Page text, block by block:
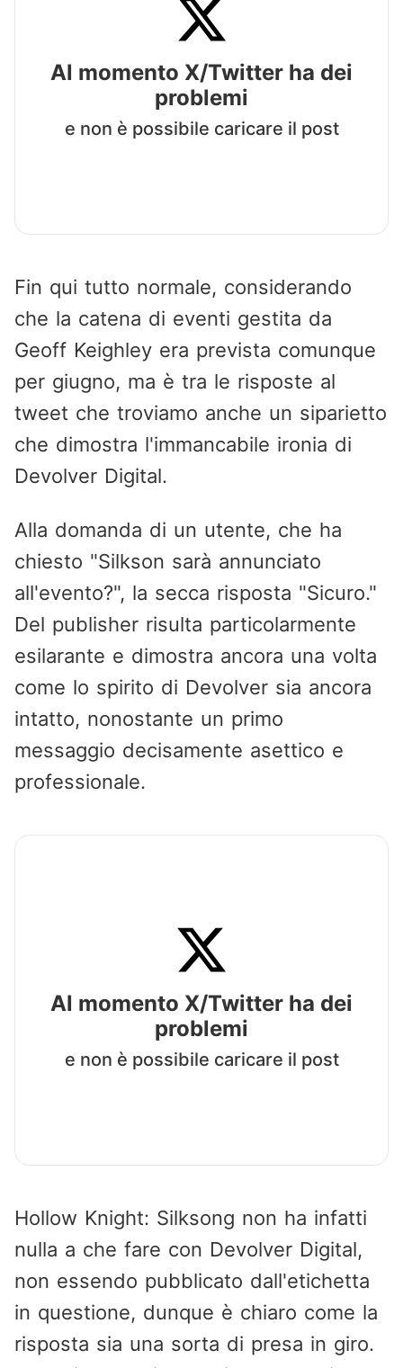
Al momento X/Twitter ha dei
problemi
e non è possibile caricare il post
Fin qui tutto normale, considerando
che la catena di eventi gestita da
Geoff Keighley era prevista comunque
per giugno, ma è tra le risposte al
tweet che troviamo anche un siparietto
che dimostra l'immancabile ironia di
Devolver Digital.
Alla domanda di un utente, che ha
chiesto "Silkson sarà annunciato
all'evento?", la secca risposta "Sicuro."
Del publisher risulta particolarmente
esilarante e dimostra ancora una volta
come lo spirito di Devolver sia ancora
intatto, nonostante un primo
messaggio decisamente asettico e
professionale.
Al momento X/Twitter ha dei
problemi
e non è possibile caricare il post
Hollow Knight: Silksong non ha infatti
nulla a che fare con Devolver Digital,
non essendo pubblicato dall'etichetta
in questione, dunque è chiaro come la
risposta sia una sorta di presa in giro.